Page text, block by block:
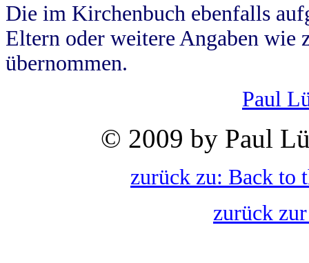
Die im Kirchenbuch ebenfalls
Eltern oder weitere Angaben wie
übernommen.
Paul
© 2009 by Paul
zurück zu: Back to
zurück